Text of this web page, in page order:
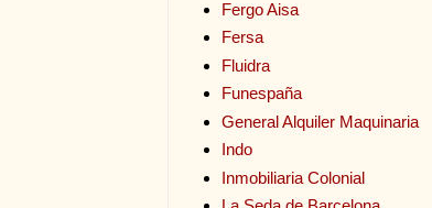
Fergo Aisa
Fersa
Fluidra
Funespaña
General Alquiler Maquinaria
Indo
Inmobiliaria Colonial